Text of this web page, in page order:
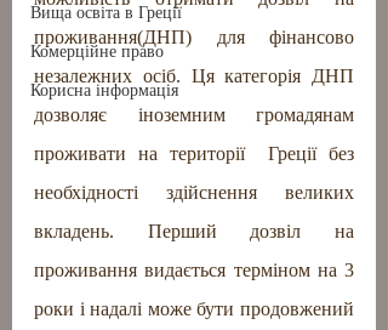
Вища освіта в Греції
Комерційне право
Корисна інформація
проживання(ДНП) для фінансово
незалежних осіб. Ця категорія ДНП
дозволяє іноземним громадянам
проживати на території  Греції без
необхідності здійснення великих
вкладень. Перший дозвіл на
проживання видається терміном на 3
роки і надалі може бути продовжений